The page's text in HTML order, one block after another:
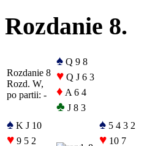
Rozdanie 8.
Rozdanie 8
Rozd. W,
po partii: -
♠ Q 9 8
♥ Q J 6 3
♦ A 6 4
♣ J 8 3
♠ K J 10
♥ 9 5 2
♠ 5 4 3 2
♥ 10 7